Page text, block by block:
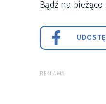
Bądź na
REKLAMA